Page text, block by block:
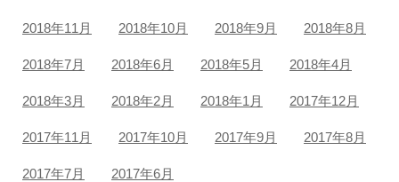
2018年11月 2018年10月 2018年9月 2018年8月
2018年7月 2018年6月 2018年5月 2018年4月
2018年3月 2018年2月 2018年1月 2017年12月
2017年11月 2017年10月 2017年9月 2017年8月
2017年7月 2017年6月